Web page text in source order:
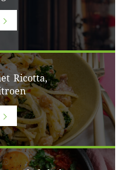
Ricotta,